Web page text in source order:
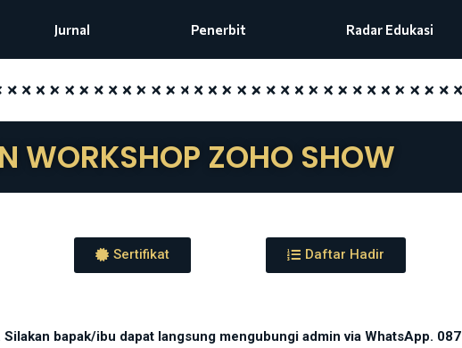
Jurnal Penerbit Radar Edukasi
WORKSHOP ZOHO SHOW
Sertifikat Daftar Hadir
bapak/ibu dapat langsung mengubungi admin via WhatsApp.